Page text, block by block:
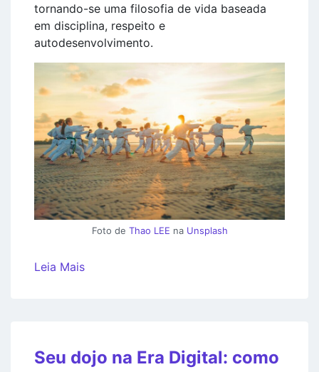
tornando-se uma filosofia de vida baseada
em disciplina, respeito e
autodesenvolvimento.
Foto de Thao LEE na Unsplash
Leia Mais
Seu dojo na Era Digital: como